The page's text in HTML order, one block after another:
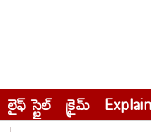
లైఫ్ స్టైల్ క్రైమ్